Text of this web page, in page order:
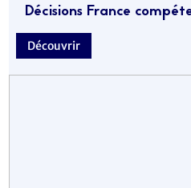
Décisions France
Découvrir